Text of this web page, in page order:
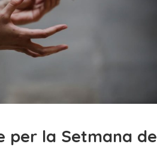
per la Setmana de